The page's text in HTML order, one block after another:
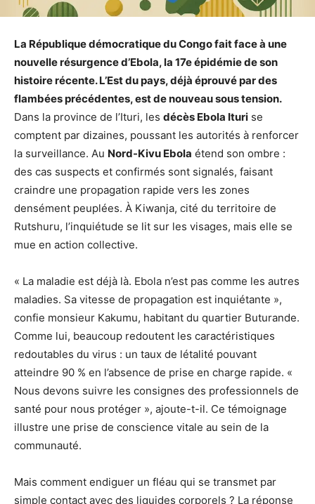
La République démocratique du Congo fait face à une
nouvelle résurgence d’Ebola, la 17e épidémie de son
histoire récente. L’Est du pays, déjà éprouvé par des
flambées précédentes, est de nouveau sous tension.
Dans la province de l’Ituri, les décès Ebola Ituri se
comptent par dizaines, poussant les autorités à renforcer
la surveillance. Au Nord-Kivu Ebola étend son ombre :
des cas suspects et confirmés sont signalés, faisant
craindre une propagation rapide vers les zones
densément peuplées. À Kiwanja, cité du territoire de
Rutshuru, l’inquiétude se lit sur les visages, mais elle se
mue en action collective.
« La maladie est déjà là. Ebola n’est pas comme les autres
maladies. Sa vitesse de propagation est inquiétante »,
confie monsieur Kakumu, habitant du quartier Buturande.
Comme lui, beaucoup redoutent les caractéristiques
redoutables du virus : un taux de létalité pouvant
atteindre 90 % en l’absence de prise en charge rapide. «
Nous devons suivre les consignes des professionnels de
santé pour nous protéger », ajoute-t-il. Ce témoignage
illustre une prise de conscience vitale au sein de la
communauté.
Mais comment endiguer un fléau qui se transmet par
simple contact avec des liquides corporels ? La réponse